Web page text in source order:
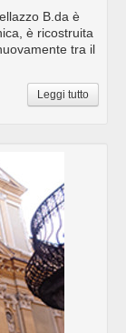
B.da è
è ricostruita
tra il
Leggi tutto